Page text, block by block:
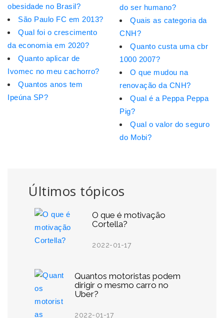
Últimos tópicos
O que é motivação
Cortella?
2022-01-17
Quantos motoristas podem
dirigir o mesmo carro no
Uber?
2022-01-17
obesidade no Brasil?
São Paulo FC em 2013?
Qual foi o crescimento
da economia em 2020?
Quanto aplicar de
Ivomec no meu cachorro?
Quantos anos tem
Ipeúna SP?
do ser humano?
Quais as categoria da
CNH?
Quanto custa uma cbr
1000 2007?
O que mudou na
renovação da CNH?
Qual é a Peppa Peppa
Pig?
Qual o valor do seguro
do Mobi?